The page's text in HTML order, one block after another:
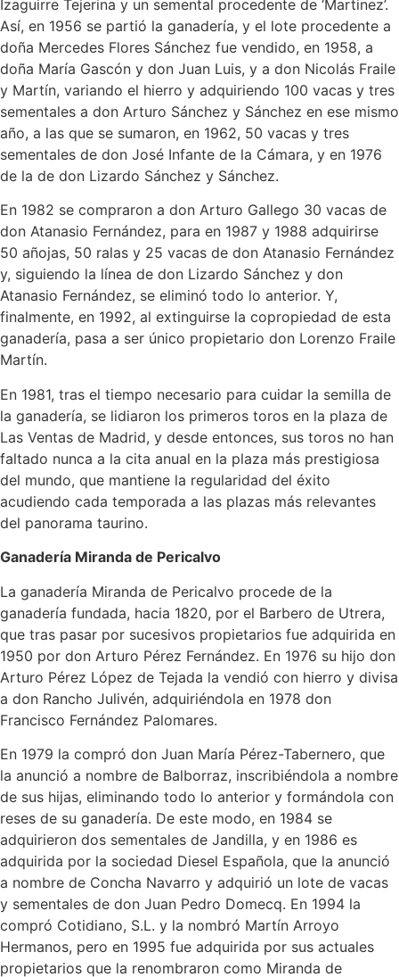
Izaguirre Tejerina y un semental procedente de ‘Martinez’.
Así, en 1956 se partió la ganadería, y el lote procedente a
doña Mercedes Flores Sánchez fue vendido, en 1958, a
doña María Gascón y don Juan Luis, y a don Nicolás Fraile
y Martín, variando el hierro y adquiriendo 100 vacas y tres
sementales a don Arturo Sánchez y Sánchez en ese mismo
año, a las que se sumaron, en 1962, 50 vacas y tres
sementales de don José Infante de la Cámara, y en 1976
de la de don Lizardo Sánchez y Sánchez.
En 1982 se compraron a don Arturo Gallego 30 vacas de
don Atanasio Fernández, para en 1987 y 1988 adquirirse
50 añojas, 50 ralas y 25 vacas de don Atanasio Fernández
y, siguiendo la línea de don Lizardo Sánchez y don
Atanasio Fernández, se eliminó todo lo anterior. Y,
finalmente, en 1992, al extinguirse la copropiedad de esta
ganadería, pasa a ser único propietario don Lorenzo Fraile
Martín.
En 1981, tras el tiempo necesario para cuidar la semilla de
la ganadería, se lidiaron los primeros toros en la plaza de
Las Ventas de Madrid, y desde entonces, sus toros no han
faltado nunca a la cita anual en la plaza más prestigiosa
del mundo, que mantiene la regularidad del éxito
acudiendo cada temporada a las plazas más relevantes
del panorama taurino.
Ganadería Miranda de Pericalvo
La ganadería Miranda de Pericalvo procede de la
ganadería fundada, hacia 1820, por el Barbero de Utrera,
que tras pasar por sucesivos propietarios fue adquirida en
1950 por don Arturo Pérez Fernández. En 1976 su hijo don
Arturo Pérez López de Tejada la vendió con hierro y divisa
a don Rancho Julivén, adquiriéndola en 1978 don
Francisco Fernández Palomares.
En 1979 la compró don Juan María Pérez-Tabernero, que
la anunció a nombre de Balborraz, inscribiéndola a nombre
de sus hijas, eliminando todo lo anterior y formándola con
reses de su ganadería. De este modo, en 1984 se
adquirieron dos sementales de Jandilla, y en 1986 es
adquirida por la sociedad Diesel Española, que la anunció
a nombre de Concha Navarro y adquirió un lote de vacas
y sementales de don Juan Pedro Domecq. En 1994 la
compró Cotidiano, S.L. y la nombró Martín Arroyo
Hermanos, pero en 1995 fue adquirida por sus actuales
propietarios que la renombraron como Miranda de